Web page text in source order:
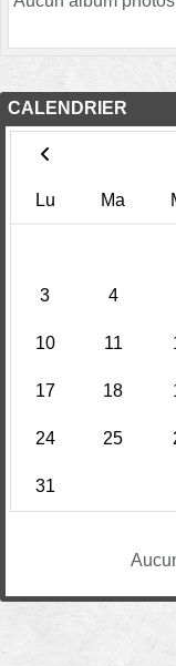
CALENDRIER
Lu Ma
3 4
10 11
17 18
24 25
31